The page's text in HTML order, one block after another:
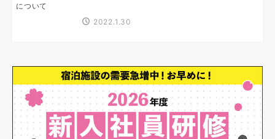
について
2022.1.30